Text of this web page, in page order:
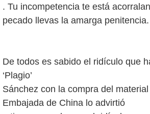
. Tu incompetencia te está
pecado llevas la amarga penitencia.
De todos es sabido el ridículo que
‘Plagio’
Sánchez con la compra del
Embajada de China lo advirtió